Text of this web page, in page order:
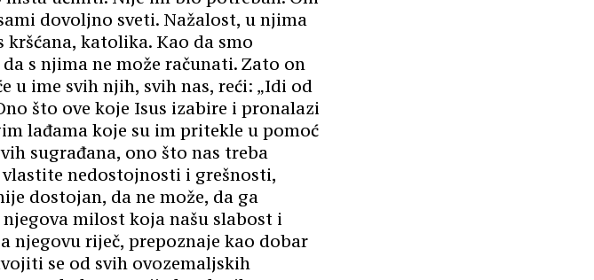
dovoljno sveti. Nažalost, u njima
katolika. Kao da smo
s njima ne može računati. Zato on
u ime svih njih, svih nas, reći: „Idi od
što ove koje Isus izabire i pronalazi
lađama koje su im pritekle u pomoć
sugrađana, ono što nas treba
nedostojnosti i grešnosti,
dostojan, da ne može, da ga
milost koja našu slabost i
njegovu riječ, prepoznaje kao dobar
se od svih ovozemaljskih